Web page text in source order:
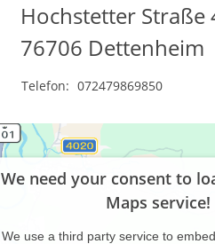
Hochstetter Straße
76706 Dettenheim
Telefon: 072479869850
We need your consent to
Maps service!
We use a third party service to